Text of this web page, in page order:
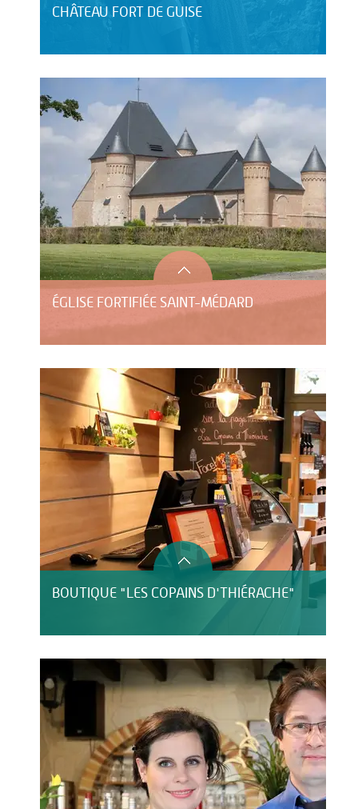
CHÂTEAU FORT DE GUISE
ÉGLISE FORTIFIÉE SAINT-MÉDARD
BOUTIQUE "LES COPAINS D'THIÉRACHE"